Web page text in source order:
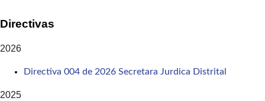
Directivas
2026
Directiva 004 de 2026 Secretara Jurdica Distrital
2025